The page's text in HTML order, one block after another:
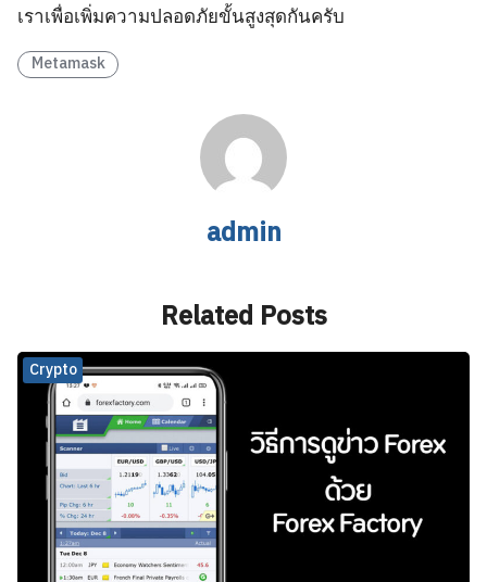
เราเพื่อเพิ่มความปลอดภัยขั้นสูงสุดกันครับ
Metamask
admin
Related Posts
Crypto